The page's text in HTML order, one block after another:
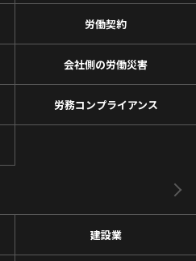
労働契約
会社側の労働災害
労務コンプライアンス
建設業